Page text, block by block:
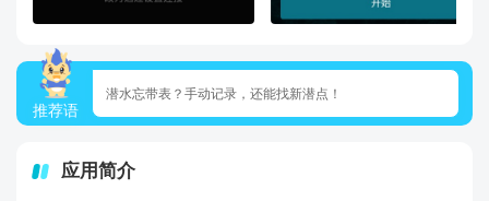
推荐语
潜水忘带表？手动记录，还能找新潜点！
应用简介